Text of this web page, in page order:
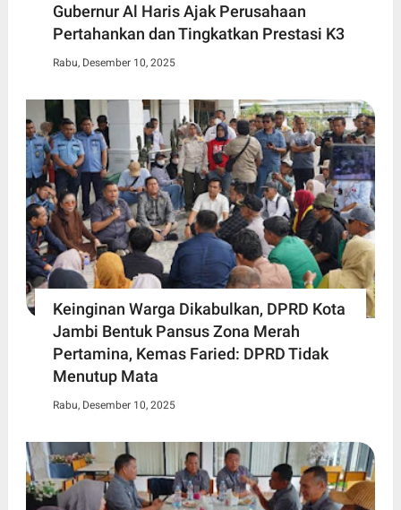
Gubernur Al Haris Ajak Perusahaan
Pertahankan dan Tingkatkan Prestasi K3
Rabu, Desember 10, 2025
Keinginan Warga Dikabulkan, DPRD Kota
Jambi Bentuk Pansus Zona Merah
Pertamina, Kemas Faried: DPRD Tidak
Menutup Mata
Rabu, Desember 10, 2025